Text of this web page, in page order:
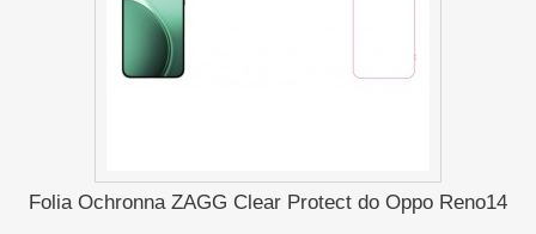
Folia Ochronna ZAGG Clear Protect do Oppo Reno14